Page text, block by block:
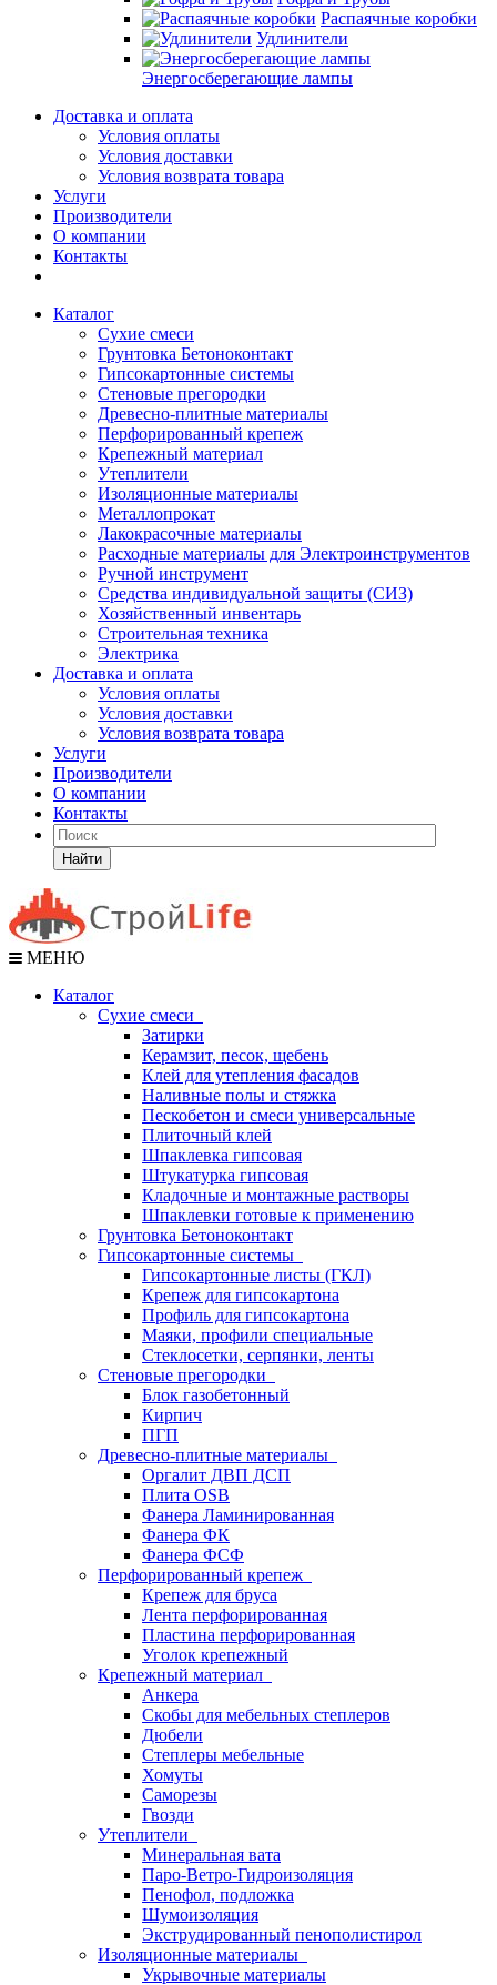
Распаячные коробки
Удлинители
Энергосберегающие лампы
Доставка и оплата
Условия оплаты
Условия доставки
Условия возврата товара
Услуги
Производители
О компании
Контакты
Каталог
Сухие смеси
Грунтовка Бетоноконтакт
Гипсокартонные системы
Стеновые прегородки
Древесно-плитные материалы
Перфорированный крепеж
Крепежный материал
Утеплители
Изоляционные материалы
Металлопрокат
Лакокрасочные материалы
Расходные материалы для Электроинструментов
Ручной инструмент
Средства индивидуальной защиты (СИЗ)
Хозяйственный инвентарь
Строительная техника
Электрика
Доставка и оплата
Условия оплаты
Условия доставки
Условия возврата товара
Услуги
Производители
О компании
Контакты
Найти
МЕНЮ
Каталог
Сухие смеси
Затирки
Керамзит, песок, щебень
Клей для утепления фасадов
Наливные полы и стяжка
Пескобетон и смеси универсальные
Плиточный клей
Шпаклевка гипсовая
Штукатурка гипсовая
Кладочные и монтажные растворы
Шпаклевки готовые к применению
Грунтовка Бетоноконтакт
Гипсокартонные системы
Гипсокартонные листы (ГКЛ)
Крепеж для гипсокартона
Профиль для гипсокартона
Маяки, профили специальные
Стеклосетки, серпянки, ленты
Стеновые прегородки
Блок газобетонный
Кирпич
ПГП
Древесно-плитные материалы
Оргалит ДВП ДСП
Плита OSB
Фанера Ламинированная
Фанера ФК
Фанера ФСФ
Перфорированный крепеж
Крепеж для бруса
Лента перфорированная
Пластина перфорированная
Уголок крепежный
Крепежный материал
Анкера
Скобы для мебельных степлеров
Дюбели
Степлеры мебельные
Хомуты
Саморезы
Гвозди
Утеплители
Минеральная вата
Паро-Ветро-Гидроизоляция
Пенофол, подложка
Шумоизоляция
Экструдированный пенополистирол
Изоляционные материалы
Укрывочные материалы